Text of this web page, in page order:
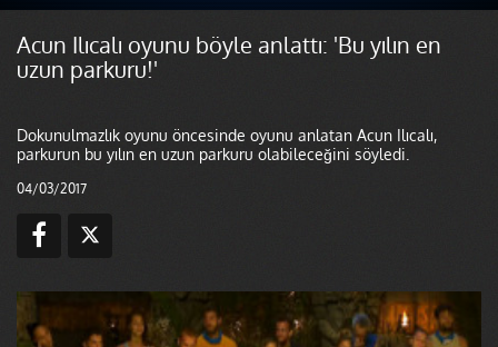
Acun Ilıcalı oyunu böyle anlattı: 'Bu yılın en
uzun parkuru!'
Dokunulmazlık oyunu öncesinde oyunu anlatan Acun Ilıcalı,
parkurun bu yılın en uzun parkuru olabileceğini söyledi.
04/03/2017